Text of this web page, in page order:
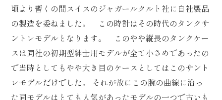
頃より暫くの間スイスのジャガールクルト社に自社製品
の製造を委ねました。 この時計はその時代のタンクサ
ントレモデルとなります。 このやや縦長のタンクケー
スは同社の初期型紳士用モデルが全て小さめであったの
で当時としてもやや大き目のケースとしてはこのサント
レモデルだけでした。 それが故にこの腕の曲線に沿っ
た同モデルはとても人気があったモデルの一つで古いも